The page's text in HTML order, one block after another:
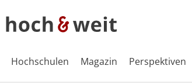
Hochschulen Magazin Perspektiven